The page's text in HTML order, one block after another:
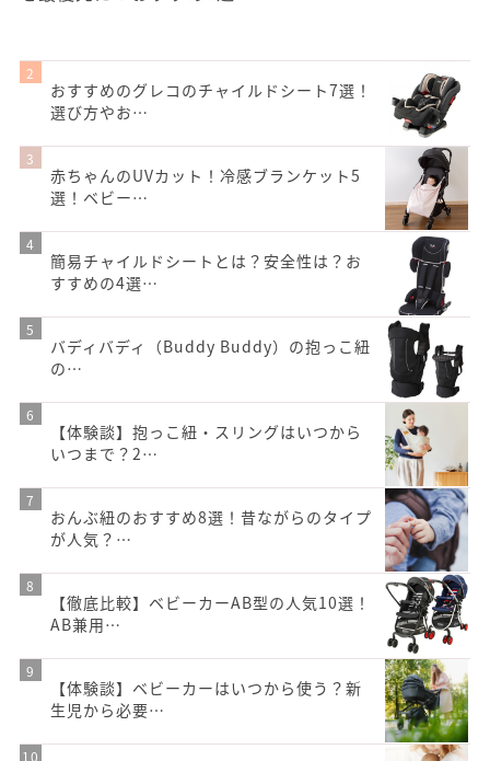
おすすめのグレコのチャイルドシート7選！
選び方やお…
赤ちゃんのUVカット！冷感ブランケット5
選！ベビー…
簡易チャイルドシートとは？安全性は？お
すすめの4選…
バディバディ（Buddy Buddy）の抱っこ紐
の…
【体験談】抱っこ紐・スリングはいつから
いつまで？2…
おんぶ紐のおすすめ8選！昔ながらのタイプ
が人気？…
【徹底比較】ベビーカーAB型の人気10選！
AB兼用…
【体験談】ベビーカーはいつから使う？新
生児から必要…